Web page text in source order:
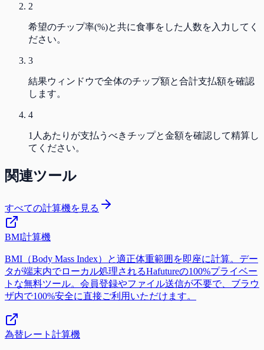
2
希望のチップ率(%)と共に食事をした人数を入力してく
ださい。
3
結果ウィンドウで全体のチップ額と合計支払額を確認
します。
4
1人あたりが支払うべきチップと金額を確認して精算し
てください。
関連ツール
すべての計算機を見る
BMI計算機
BMI（Body Mass Index）と適正体重範囲を即座に計算。デー
タが端末内でローカル処理されるHafutureの100%プライベー
トな無料ツール。会員登録やファイル送信が不要で、ブラウ
ザ内で100%安全に直接ご利用いただけます。
為替レート計算機